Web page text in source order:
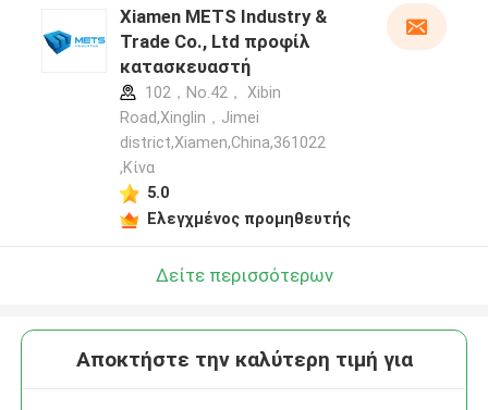
Xiamen METS Industry &
Trade Co., Ltd προφίλ
κατασκευαστή
102，No.42， Xibin
Road,Xinglin，Jimei
district,Xiamen,China,361022
,Κίνα
5.0
Ελεγχμένος προμηθευτής
Δείτε περισσότερων
Αποκτήστε την καλύτερη τιμή για